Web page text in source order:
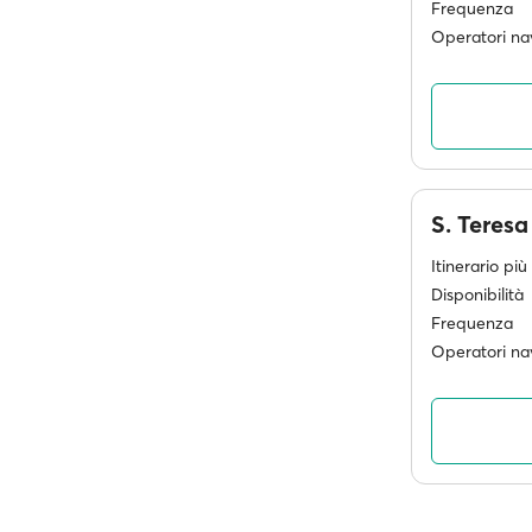
Frequenza
Operatori
S.
Itinerario
Disponibilità
Frequenza
Operatori